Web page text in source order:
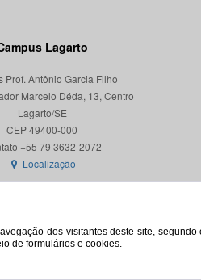
dos visitantes deste site,
de formulários e cookies.
Lagarto
Prof. Antônio Garcia Filho
Marcelo Déda, 13, Centro
Lagarto/SE
CEP 49400-000
Localização
Universidade Federal de